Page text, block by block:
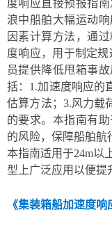
度响应直接预报指
浪中船舶大幅运动
因素计算方法，通
度响应，用于制定
员提供降低甩箱事
括： 1.加速度响应的
估算方法； 3.风力载
的要求。本指南有
的风险，保障船舶航
本指南适用于24m以
型上广泛应用以便提
《集装箱船加速度